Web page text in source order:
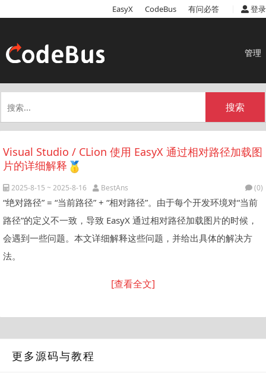
EasyX CodeBus 有问必答 登录
管理
Visual Studio / CLion 使用 EasyX 通过相对路径加载图
片的详细解释
2025-8-15 ~ 2025-8-16 BestAns (0)
“绝对路径” = “当前路径” + “相对路径”。由于每个开发环境对“当前
路径”的定义不一致，导致 EasyX 通过相对路径加载图片的时候，
会遇到一些问题。本文详细解释这些问题，并给出具体的解决方
法。
[查看全文]
搜索
更多源码与教程